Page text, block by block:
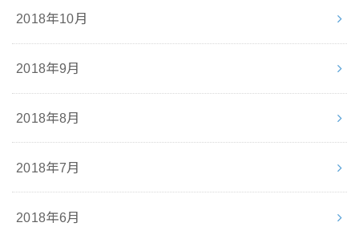
2018年10月
2018年9月
2018年8月
2018年7月
2018年6月